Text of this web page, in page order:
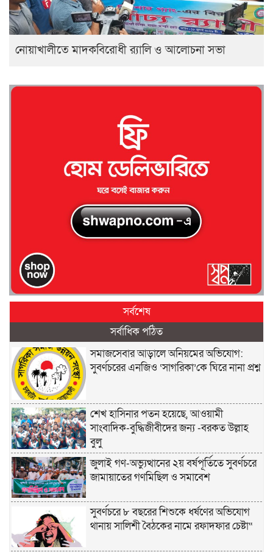
নোয়াখালীতে মাদকবিরোধী র‍্যালি ও আলোচনা সভা
সর্বশেষ
সর্বাধিক পঠিত
সমাজসেবার আড়ালে অনিয়মের অভিযোগ:
সুবর্ণচরের এনজিও ‘সাগরিকা’কে ঘিরে নানা প্রশ্ন
শেখ হাসিনার পতন হয়েছে, আওয়ামী
সাংবাদিক-বুদ্ধিজীবীদের জন্য -বরকত উল্লাহ
বুলু
জুলাই গণ-অভ্যুত্থানের ২য় বর্ষপূর্তিতে সুবর্ণচরে
জামায়াতের গণমিছিল ও সমাবেশ
সুবর্ণচরে ৮ বছরের শিশুকে ধর্ষণের অভিযোগ
থানায় সালিশী বৈঠকের নামে রফাদফার চেষ্টা“